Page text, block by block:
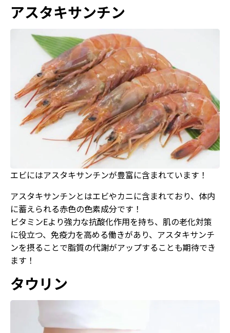
アスタキサンチン
エビにはアスタキサンチンが豊富に含まれています！
アスタキサンチンとはエビやカニに含まれており、体内
に蓄えられる赤色の色素成分です！
ビタミンEより強力な抗酸化作用を持ち、肌の老化対策
に役立つ、免疫力を高める働きがあり、アスタキサンチ
ンを摂ることで脂質の代謝がアップすることも期待でき
ます！
タウリン